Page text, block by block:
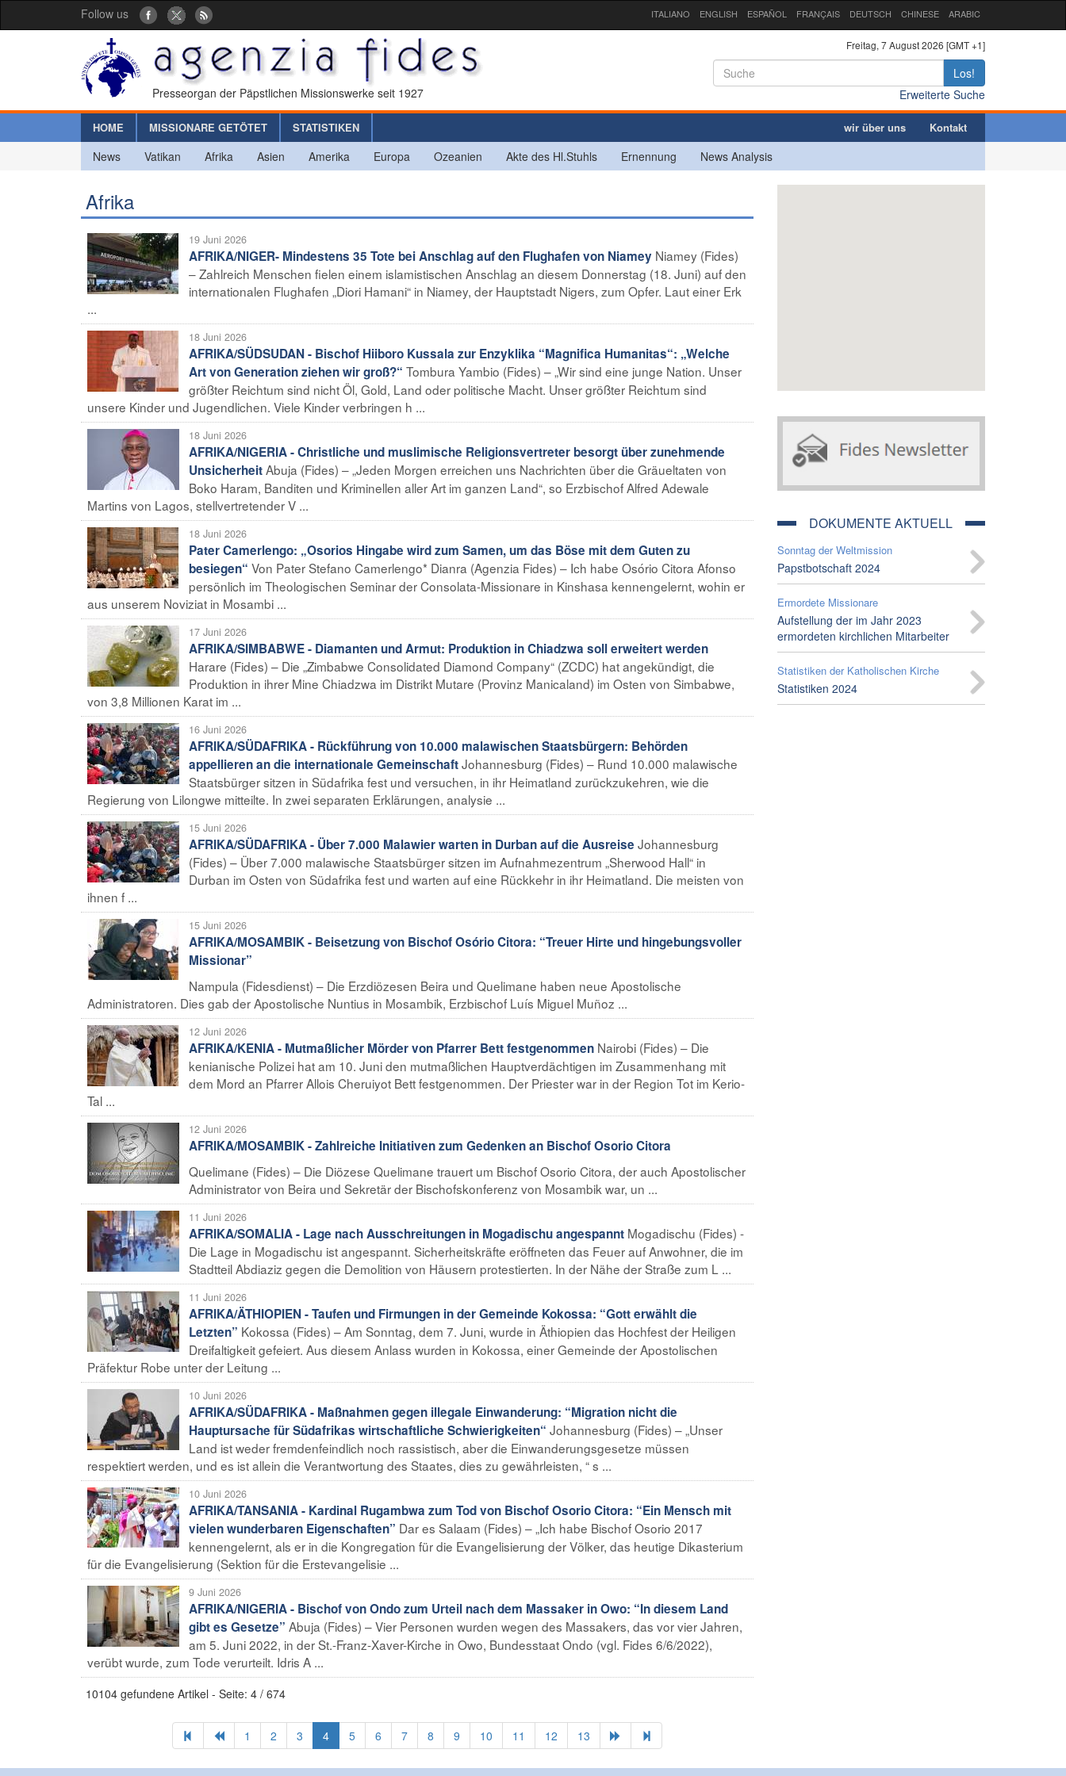
Follow us ITALIANO ENGLISH ESPAÑOL FRANÇAIS DEUTSCH CHINESE ARABIC
Presseorgan der Päpstlichen Missionswerke seit 1927
Freitag, 7 August 2026 [GMT +1]
Los!
Erweiterte Suche
HOME MISSIONARE GETÖTET STATISTIKEN wir über uns Kontakt
News Vatikan Afrika Asien Amerika Europa Ozeanien Akte des Hl.Stuhls Ernennung News Analysis
Afrika
19 Juni 2026
AFRIKA/NIGER- Mindestens 35 Tote bei Anschlag auf den Flughafen von Niamey Niamey (Fides)
– Zahlreich Menschen fielen einem islamistischen Anschlag an diesem Donnerstag (18. Juni) auf den
internationalen Flughafen „Diori Hamani“ in Niamey, der Hauptstadt Nigers, zum Opfer. Laut einer Erk
...
18 Juni 2026
AFRIKA/SÜDSUDAN - Bischof Hiiboro Kussala zur Enzyklika “Magnifica Humanitas“: „Welche
Art von Generation ziehen wir groß?“ Tombura Yambio (Fides) – „Wir sind eine junge Nation. Unser
größter Reichtum sind nicht Öl, Gold, Land oder politische Macht. Unser größter Reichtum sind
unsere Kinder und Jugendlichen. Viele Kinder verbringen h ...
18 Juni 2026
AFRIKA/NIGERIA - Christliche und muslimische Religionsvertreter besorgt über zunehmende
UnsicherheitAbuja (Fides) – „Jeden Morgen erreichen uns Nachrichten über die Gräueltaten von
Boko Haram, Banditen und Kriminellen aller Art im ganzen Land“, so Erzbischof Alfred Adewale
Martins von Lagos, stellvertretender V ...
18 Juni 2026
Pater Camerlengo: „Osorios Hingabe wird zum Samen, um das Böse mit dem Guten zu
besiegen“ Von Pater Stefano Camerlengo* Dianra (Agenzia Fides) – Ich habe Osório Citora Afonso
persönlich im Theologischen Seminar der Consolata-Missionare in Kinshasa kennengelernt, wohin er
aus unserem Noviziat in Mosambi ...
17 Juni 2026
AFRIKA/SIMBABWE - Diamanten und Armut: Produktion in Chiadzwa soll erweitert werden
Harare (Fides) – Die „Zimbabwe Consolidated Diamond Company“ (ZCDC) hat angekündigt, die
Produktion in ihrer Mine Chiadzwa im Distrikt Mutare (Provinz Manicaland) im Osten von Simbabwe,
von 3,8 Millionen Karat im ...
16 Juni 2026
AFRIKA/SÜDAFRIKA - Rückführung von 10.000 malawischen Staatsbürgern: Behörden
appellieren an die internationale GemeinschaftJohannesburg (Fides) – Rund 10.000 malawische
Staatsbürger sitzen in Südafrika fest und versuchen, in ihr Heimatland zurückzukehren, wie die
Regierung von Lilongwe mitteilte. In zwei separaten Erklärungen, analysie ...
15 Juni 2026
AFRIKA/SÜDAFRIKA - Über 7.000 Malawier warten in Durban auf die Ausreise Johannesburg
(Fides) – Über 7.000 malawische Staatsbürger sitzen im Aufnahmezentrum „Sherwood Hall“ in
Durban im Osten von Südafrika fest und warten auf eine Rückkehr in ihr Heimatland. Die meisten von
ihnen f ...
15 Juni 2026
AFRIKA/MOSAMBIK - Beisetzung von Bischof Osório Citora: “Treuer Hirte und hingebungsvoller
Missionar”
Nampula (Fidesdienst) – Die Erzdiözesen Beira und Quelimane haben neue Apostolische
Administratoren. Dies gab der Apostolische Nuntius in Mosambik, Erzbischof Luís Miguel Muñoz ...
12 Juni 2026
AFRIKA/KENIA - Mutmaßlicher Mörder von Pfarrer Bett festgenommen Nairobi (Fides) – Die
kenianische Polizei hat am 10. Juni den mutmaßlichen Hauptverdächtigen im Zusammenhang mit
dem Mord an Pfarrer Allois Cheruiyot Bett festgenommen. Der Priester war in der Region Tot im Kerio-
Tal ...
12 Juni 2026
AFRIKA/MOSAMBIK - Zahlreiche Initiativen zum Gedenken an Bischof Osorio Citora
Quelimane (Fides) – Die Diözese Quelimane trauert um Bischof Osorio Citora, der auch Apostolischer
Administrator von Beira und Sekretär der Bischofskonferenz von Mosambik war, un ...
11 Juni 2026
AFRIKA/SOMALIA - Lage nach Ausschreitungen in Mogadischu angespannt Mogadischu (Fides) -
Die Lage in Mogadischu ist angespannt. Sicherheitskräfte eröffneten das Feuer auf Anwohner, die im
Stadtteil Abdiaziz gegen die Demolition von Häusern protestierten. In der Nähe der Straße zum L ...
11 Juni 2026
AFRIKA/ÄTHIOPIEN - Taufen und Firmungen in der Gemeinde Kokossa: “Gott erwählt die
Letzten” Kokossa (Fides) – Am Sonntag, dem 7. Juni, wurde in Äthiopien das Hochfest der Heiligen
Dreifaltigkeit gefeiert. Aus diesem Anlass wurden in Kokossa, einer Gemeinde der Apostolischen
Präfektur Robe unter der Leitung ...
10 Juni 2026
AFRIKA/SÜDAFRIKA - Maßnahmen gegen illegale Einwanderung: “Migration nicht die
Hauptursache für Südafrikas wirtschaftliche Schwierigkeiten“ Johannesburg (Fides) – „Unser
Land ist weder fremdenfeindlich noch rassistisch, aber die Einwanderungsgesetze müssen
respektiert werden, und es ist allein die Verantwortung des Staates, dies zu gewährleisten, “ s ...
10 Juni 2026
AFRIKA/TANSANIA - Kardinal Rugambwa zum Tod von Bischof Osorio Citora: “Ein Mensch mit
vielen wunderbaren Eigenschaften” Dar es Salaam (Fides) – „Ich habe Bischof Osorio 2017
kennengelernt, als er in die Kongregation für die Evangelisierung der Völker, das heutige Dikasterium
für die Evangelisierung (Sektion für die Erstevangelisie ...
9 Juni 2026
AFRIKA/NIGERIA - Bischof von Ondo zum Urteil nach dem Massaker in Owo: “In diesem Land
gibt es Gesetze” Abuja (Fides) – Vier Personen wurden wegen des Massakers, das vor vier Jahren,
am 5. Juni 2022, in der St.-Franz-Xaver-Kirche in Owo, Bundesstaat Ondo (vgl. Fides 6/6/2022),
verübt wurde, zum Tode verurteilt. Idris A ...
10104 gefundene Artikel - Seite: 4 / 674
1 2 3 4 5 6 7 8 9 10 11 12 13
DOKUMENTE AKTUELL
Sonntag der Weltmission
Papstbotschaft 2024
Ermordete Missionare
Aufstellung der im Jahr 2023
ermordeten kirchlichen Mitarbeiter
Statistiken der Katholischen Kirche
Statistiken 2024